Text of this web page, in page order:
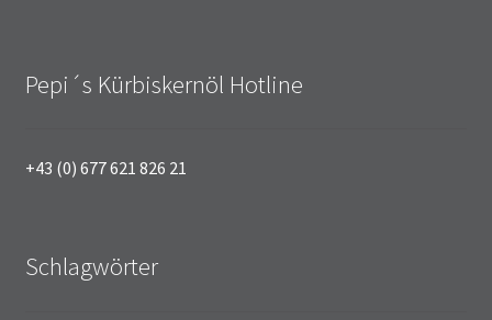
Pepi´s Kürbiskernöl Hotline
+43 (0) 677 621 826 21
Schlagwörter